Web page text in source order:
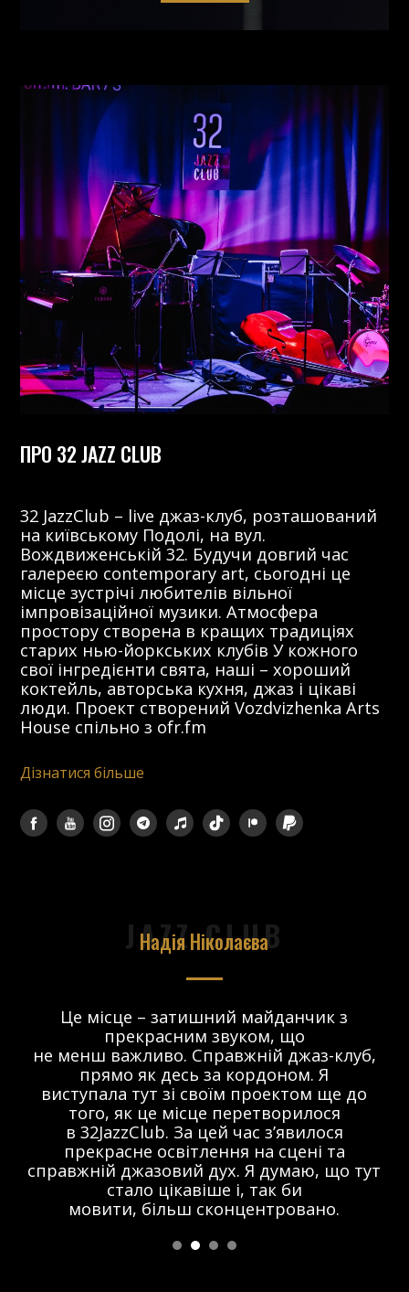
ПРО 32 JAZZ CLUB
32 JazzClub – live джаз-клуб, розташований
на київському Подолі, на вул.
Вождвиженській 32. Будучи довгий час
галереєю contemporary art, сьогодні це
місце зустрічі любителів вільної
імпровізаційної музики. Атмосфера
простору створена в кращих традиціях
старих нью-йоркських клубів У кожного
свої інгредієнти свята, наші – хороший
коктейль, авторська кухня, джаз і цікаві
люди. Проект створений Vozdvizhenka Arts
House спільно з ofr.fm
Дізнатися більше
JAZZ CLUB
Надія Ніколаєва
Це місце – затишний майданчик з
прекрасним звуком, що
не менш важливо. Справжній джаз-клуб,
прямо як десь за кордоном. Я
виступала тут зі своїм проектом ще до
того, як це місце перетворилося
в 32JazzClub. За цей час з’явилося
прекрасне освітлення на сцені та
справжній джазовий дух. Я думаю, що тут
стало цікавіше і, так би
мовити, більш сконцентровано.